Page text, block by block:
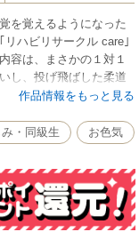
を覚えるようになった
ハビリサークル care｣
容は、まさかの１対１
し、投げ飛ばした柔道
。肩甲骨、背中、腰、
作品情報をもっと見る
・同級生 お色気